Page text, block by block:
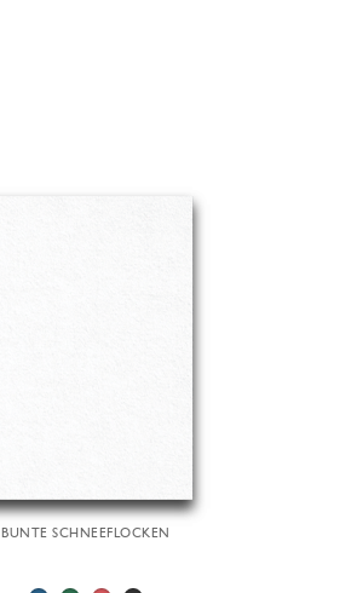
BUNTE SCHNEEFLOCKEN